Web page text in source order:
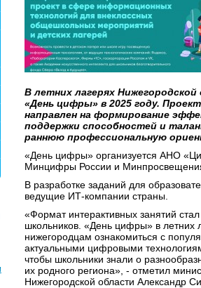
В летних лагерях
«День цифры» в 2025 году.
направлен на формирование
поддержки способностей и
раннюю профессиональную
«День цифры» организуется АНО
Минцифры России и
В разработке заданий для
ведущие ИТ-компании страны.
«Формат интерактивных занятий
школьников. «День цифры» в летних
нижегородцам ознакомиться с
актуальными цифровыми
чтобы школьники знали о
их родного региона», - отметил
Нижегородской области Александр